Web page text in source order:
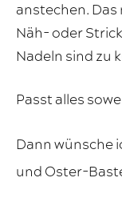
anstechen.
Näh- oder
Nadeln sind zu
Passt alles
Dann wünsche
und Oster-